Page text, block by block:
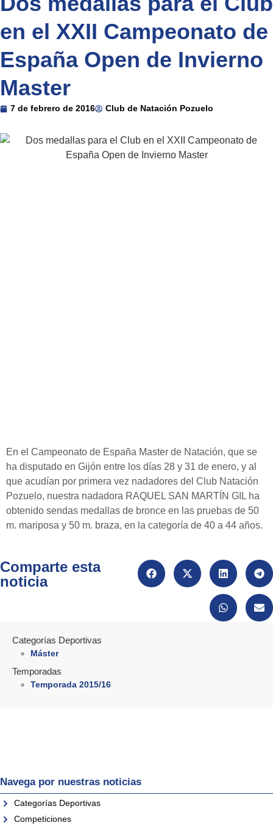
en el XXII Campeonato de
España Open de Invierno
Master
7 de febrero de 2016 Club de Natación Pozuelo
En el Campeonato de España Master de Natación, que se
ha disputado en Gijón entre los días 28 y 31 de enero, y al
que acudían por primera vez nadadores del Club Natación
Pozuelo, nuestra nadadora RAQUEL SAN MARTÍN GIL ha
obtenido sendas medallas de bronce en las pruebas de 50
m. mariposa y 50 m. braza, en la categoría de 40 a 44 años.
Comparte esta
noticia
Categorías Deportivas
Máster
Temporadas
Temporada 2015/16
Navega por nuestras noticias
Categorías Deportivas
Competiciones